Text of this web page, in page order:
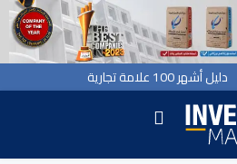
دليل أشهر 100 علامة تجارية